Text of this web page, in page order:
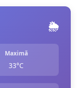
🌦️
Maximă
33°C